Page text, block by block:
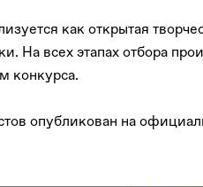
как открытая
На всех этапах отбора
конкурса.
опубликован на